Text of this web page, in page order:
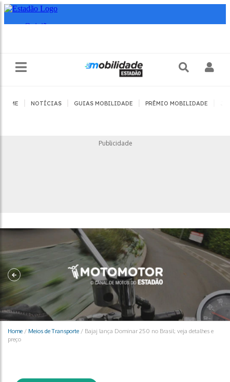
HOME NOTÍCIAS GUIAS MOBILIDADE PRÊMIO MOBILIDADE
Publicidade
Home / Meios de Transporte / Bajaj lança Dominar 250 no Brasil; veja detalhes e
preço